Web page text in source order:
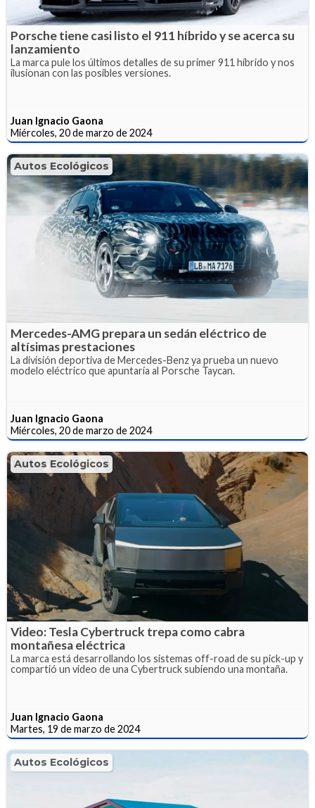
Porsche tiene casi listo el 911 híbrido y se acerca su
lanzamiento
La marca pule los últimos detalles de su primer 911 híbrido y nos
ilusionan con las posibles versiones.
Juan Ignacio Gaona
Miércoles, 20 de marzo de 2024
Autos Ecológicos
Mercedes-AMG prepara un sedán eléctrico de
altísimas prestaciones
La división deportiva de Mercedes-Benz ya prueba un nuevo
modelo eléctrico que apuntaría al Porsche Taycan.
Juan Ignacio Gaona
Miércoles, 20 de marzo de 2024
Autos Ecológicos
Video: Tesla Cybertruck trepa como cabra
montañesa eléctrica
La marca está desarrollando los sistemas off-road de su pick-up y
compartió un video de una Cybertruck subiendo una montaña.
Juan Ignacio Gaona
Martes, 19 de marzo de 2024
Autos Ecológicos